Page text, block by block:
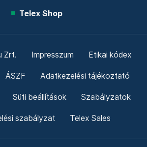
Telex Shop
Zrt. Impresszum Etikai kódex
ÁSZF Adatkezelési tájékoztató
Süti beállítások Szabályzatok
szabályzat Telex Sales